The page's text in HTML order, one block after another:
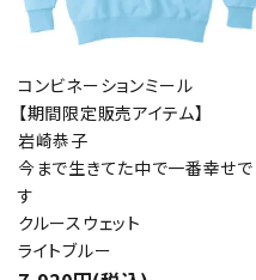
コンビネーションミール
【期間限定販売アイテム】
岩崎恭子
今まで生きてた中で一番幸せで
す
クルースウェット
ライトブルー